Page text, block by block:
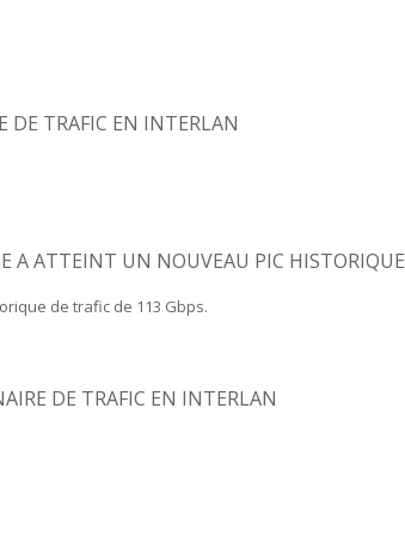
DE TRAFIC EN INTERLAN
A ATTEINT UN NOUVEAU PIC HISTORIQUE
de trafic de 113 Gbps.
DE TRAFIC EN INTERLAN